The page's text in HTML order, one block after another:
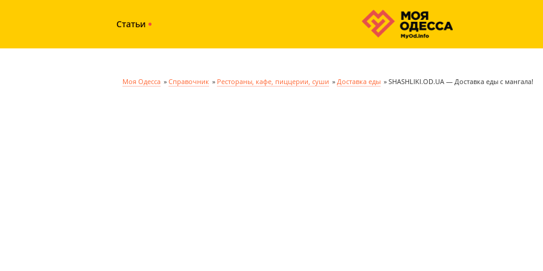
Статьи
Моя Одесса » Справочник » Рестораны, кафе, пиццерии, суши » Доставка еды » SHASHLIKI.OD.UA — Доставка еды с мангала!